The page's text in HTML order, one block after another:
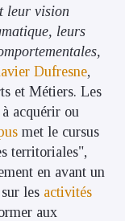
leur vision
leurs
Dufresne,
et Métiers. Les
acquérir ou
met le cursus
territoriales",
en avant un
les activités
aux